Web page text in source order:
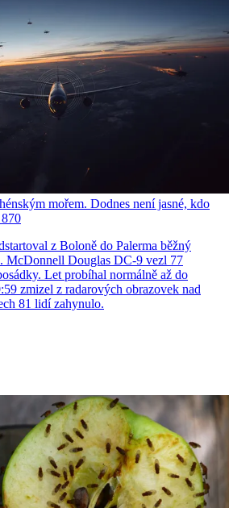
mořem. Dodnes není jasné, kdo
z Boloně do Palerma běžný
McDonnell Douglas DC-9 vezl 77
Let probíhal normálně až do
zmizel z radarových obrazovek nad
81 lidí zahynulo.